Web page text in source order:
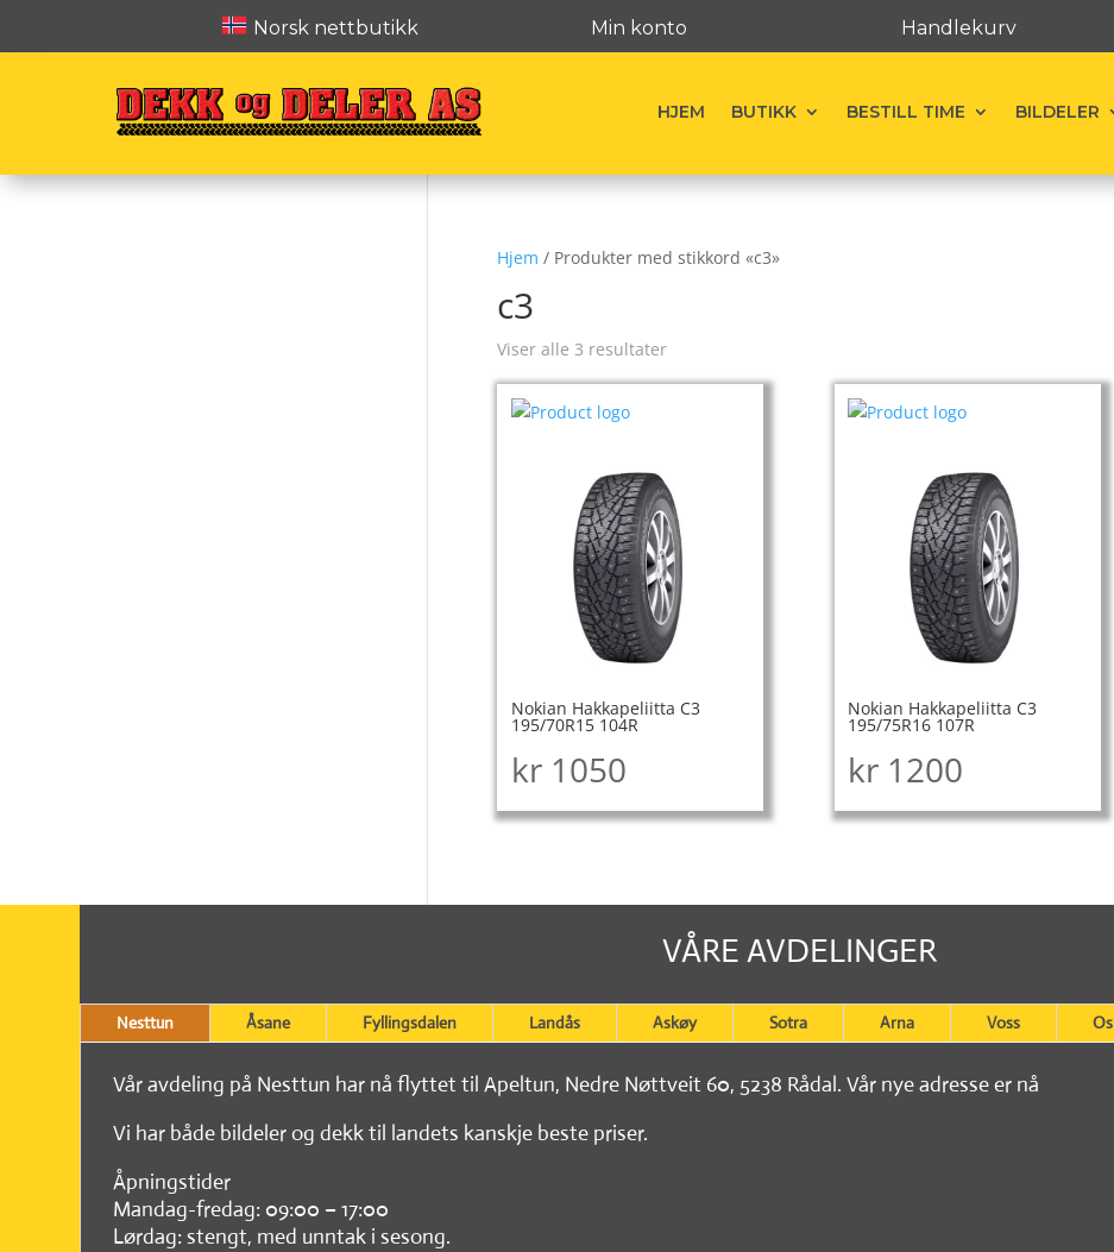
Norsk nettbutikk Min konto Handlekurv
HJEM BUTIKK BESTILL TIME BILDELER
Hjem / Produkter med stikkord «c3»
c3
Viser alle 3 resultater
Nokian Hakkapeliitta C3
195/70R15 104R
kr1050
Nokian Hakkapeliitta C3
195/75R16 107R
kr 1200
VÅRE AVDELINGER
Nesttun Åsane Fyllingsdalen Landås Askøy Sotra Arna Voss Os
Vår avdeling på Nesttun har nå flyttet til Apeltun, Nedre Nøttveit 60, 5238 Rådal. Vår nye adresse er nå
Vi har både bildeler og dekk til landets kanskje beste priser.
Åpningstider
Mandag-fredag: 09:00 – 17:00
Lørdag: stengt, med unntak i sesong.